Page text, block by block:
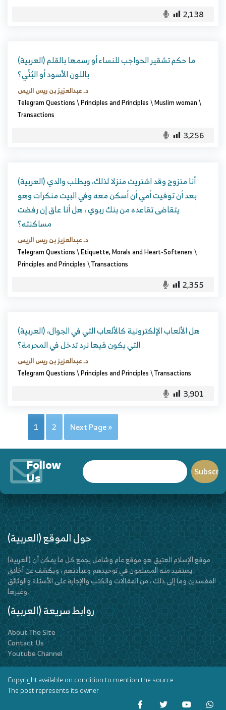
2,138
(العربية) ما حكم تشقير الحواجب للنساء أو رسمها بالقلم
باللون الأسود أو البُنِّي؟
د. عبدالعزيز بن ريس الريس
Telegram Questions\Principles and Principles\Muslim woman\
Transactions
3,256
(العربية) أنا متزوج وقد اشتريت منزلا لذلك، ويطلب والدي
بعد أن توفيت أمي أن أسكن معه وفي البيت منكرات وهو
يتقاضى تقاعده من بنك ربوي ، هل أنا عاق إن رفضت
مساكنته؟
د. عبدالعزيز بن ريس الريس
Telegram Questions\Etiquette, Morals and Heart-Softeners\
Principles and Principles\Transactions
2,355
(العربية) هل الألعاب الإلكترونية كالألعاب التي في الجوال،
التي يكون فيها نرد تدخل في المحرمة؟
د. عبدالعزيز بن ريس الريس
Telegram Questions\Principles and Principles\Transactions
3,901
1 2 Next Page »
Follow
Us
(العربية) حول الموقع
(العربية) موقع الإسلام العتيق هو موقع عام وشامل يجمع كل ما يمكن أن
يستفيد منه المسلمون في توحيدهم وعبادتهم ، ويكشف عن أخلاق
المفسدين وما إلى ذلك ، من المقالات والكتب والإجابة على الأسئلة والوثائق
وغيرها.
(العربية) روابط سريعة
About The Site
Contact Us
Youtube Channel
Copyright available on condition to mention the source
The post represents its owner